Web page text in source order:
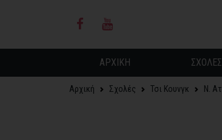
ΑΡΧΙΚΗ ΣΧΟΛΕΣ
Αρχική Σχολές Τσι Κουνγκ Ν.